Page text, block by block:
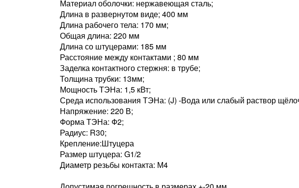
Материал оболочки: нержавеющая сталь;
Длина в развернутом виде; 400 мм
Длина рабочего тела: 170 мм;
Общая длина: 220 мм
Длина со штуцерами: 185 мм
Расстояние между контактами ; 80 мм
Заделка контактного стержня: в трубе;
Толщина трубки: 13мм;
Мощность ТЭНа: 1,5 кВт;
Среда использования ТЭНа: (J) -Вода или слабый раствор
Напряжение: 220 В;
Форма ТЭНа: Ф2;
Радиус: R30;
Крепление:Штуцера
Размер штуцера: G1/2
Диаметр резьбы контакта: М4